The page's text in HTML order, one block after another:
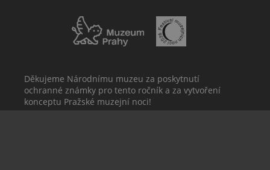
Děkujeme Národnímu muzeu za poskytnutí
ochranné známky pro tento ročník a za vytvoření
konceptu Pražské muzejní noci!